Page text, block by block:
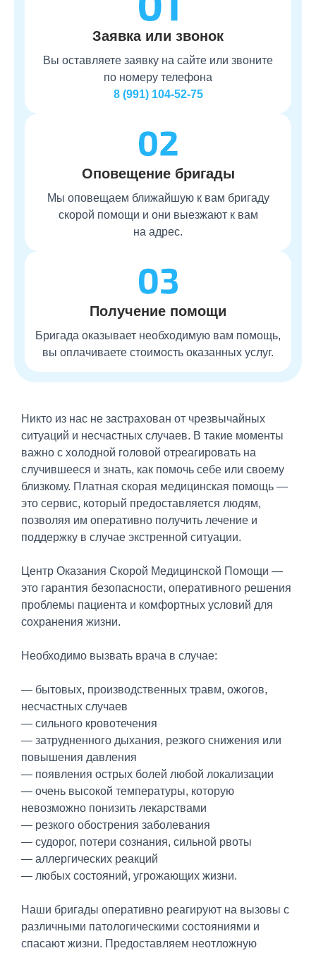
Заявка или звонок
Вы оставляете заявку на сайте или звоните
по номеру телефона
8 (991) 104-52-75
Оповещение бригады
Мы оповещаем ближайшую к вам бригаду
скорой помощи и они выезжают к вам
на адрес.
Получение помощи
Бригада оказывает необходимую вам помощь,
вы оплачиваете стоимость оказанных услуг.
Никто из нас не застрахован от чрезвычайных
ситуаций и несчастных случаев. В такие моменты
важно с холодной головой отреагировать на
случившееся и знать, как помочь себе или своему
близкому. Платная скорая медицинская помощь —
это сервис, который предоставляется людям,
позволяя им оперативно получить лечение и
поддержку в случае экстренной ситуации.
Центр Оказания Скорой Медицинской Помощи —
это гарантия безопасности, оперативного решения
проблемы пациента и комфортных условий для
сохранения жизни.
Необходимо вызвать врача в случае:
— бытовых, производственных травм, ожогов,
несчастных случаев
— сильного кровотечения
— затрудненного дыхания, резкого снижения или
повышения давления
— появления острых болей любой локализации
— очень высокой температуры, которую
невозможно понизить лекарствами
— резкого обострения заболевания
— судорог, потери сознания, сильной рвоты
— аллергических реакций
— любых состояний, угрожающих жизни.
Наши бригады оперативно реагируют на вызовы с
различными патологическими состояниями и
спасают жизни. Предоставляем неотложную